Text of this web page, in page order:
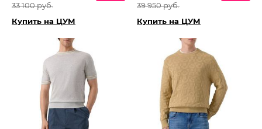
33 100 руб.
Купить на ЦУМ
39 950 руб.
Купить на ЦУМ